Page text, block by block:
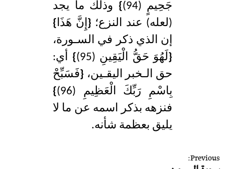
جَحِيمٍ (94)
} وذلك ما يجد
(لعله) عند النزع؛ {إِنَّ هَذَا}
إن الذي ذكر في السـورة،
{لَهُوَ حَقُّ الْيَقِينِ (95) } أي:
حق الـخبر اليقـين، {فَسَبِّحْ
بِاسْمِ رَبِّكَ الْعَظِيمِ (96)
}
فنزهه بذكر اسمه عن ما لا
يليق بعظمة شأنه.
ت
Previous: